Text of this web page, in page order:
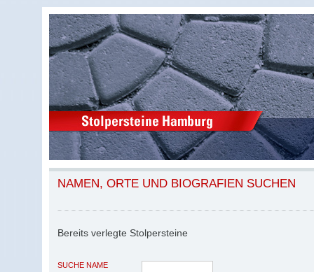
NAMEN, ORTE UND BIOGRAFIEN SUCHEN
Bereits verlegte Stolpersteine
SUCHE NAME